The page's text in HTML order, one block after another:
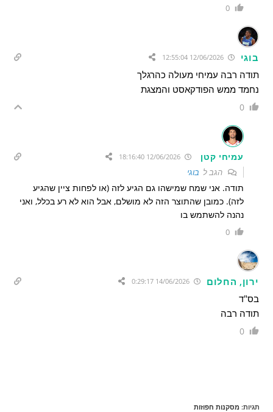
0
בוגי 12/06/2026 12:55:04
תודה רבה עמיחי מעולה כהרגלך
נחמד ממש הפודקאסט והמצגת
0
עמיחי קטן
הגב ל בוגי
תודה. אני שמח שמישהו גם הגיע לזה (או לפחות ציין שהגיע
לזה). כמובן שהתוצר הזה לא מושלם, אבל הוא לא רע בכלל, ואני
נהנה להשתמש בו
0
ירון, החלום 14/06/2026 0:29:17
בס"ד
תודה רבה
0
תגיות: מסקנות חפוזות